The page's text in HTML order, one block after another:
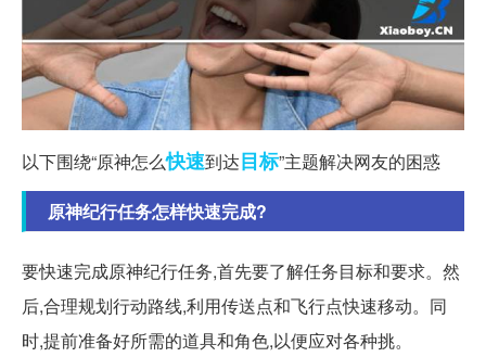
以下围绕“原神怎么快速到达目标”主题解决网友的困惑
原神纪行任务怎样快速完成?
要快速完成原神纪行任务,首先要了解任务目标和要求。然
后,合理规划行动路线,利用传送点和飞行点快速移动。同
时,提前准备好所需的道具和角色,以便应对各种挑。